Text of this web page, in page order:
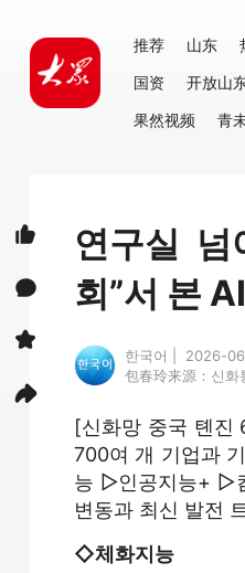
推荐 山东
国资
开放山
果然视频
青
연구실
회”서 본
한국어 | 2026-
包春玲来源：신화
[신화망 중국 톈진
700여 개 기업과
능 ▷인공지능+ ▷
변동과 최신 발전
◇체화지능